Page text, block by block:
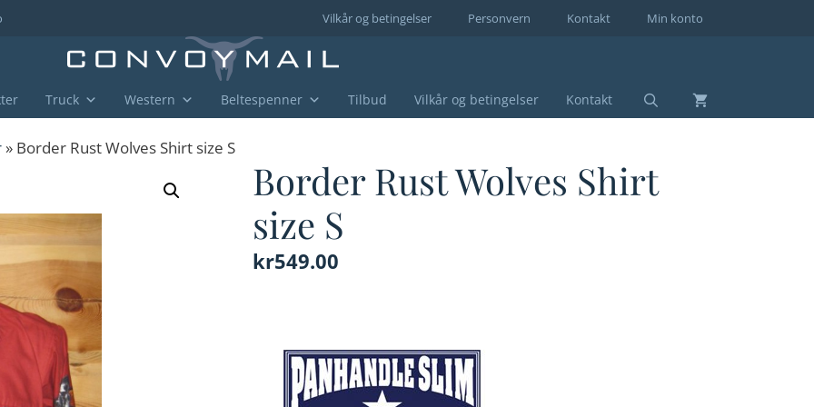
Min konto
Kontakt
Personvern
Vilkår og betingelser
Truck Western Beltespenner Tilbud Vilkår og betingelser Kontakt
» Border Rust Wolves Shirt size S
Border Rust Wolves Shirt
size S
kr549.00